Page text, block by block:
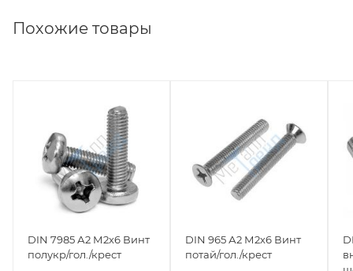
Похожие товары
DIN 7985 А2 М2х6 Винт
полукр/гол./крест
DIN 965 А2 М2х6 Винт
потай/гол./крест